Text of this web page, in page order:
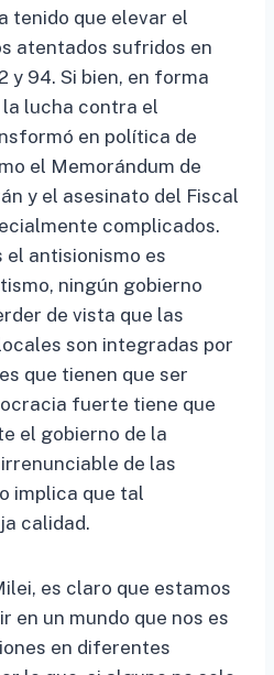
tenido que elevar el
atentados sufridos en
y 94. Si bien, en forma
lucha contra el
en política de
el Memorándum de
y el asesinato del Fiscal
complicados.
el antisionismo es
ningún gobierno
de vista que las
son integradas por
que tienen que ser
fuerte tiene que
el gobierno de la
de las
implica que tal
calidad.
es claro que estamos
en un mundo que nos es
en diferentes